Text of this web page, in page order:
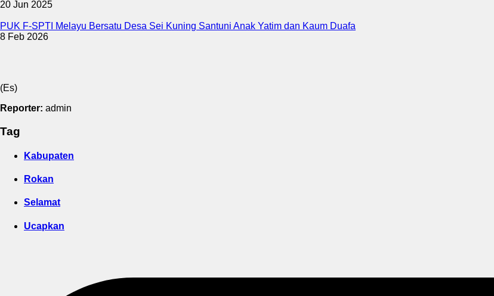
20 Jun 2025
PUK F-SPTI Melayu Bersatu Desa Sei Kuning Santuni Anak Yatim dan Kaum Duafa
8 Feb 2026
(Es)
Reporter: admin
Tag
Kabupaten
Rokan
Selamat
Ucapkan